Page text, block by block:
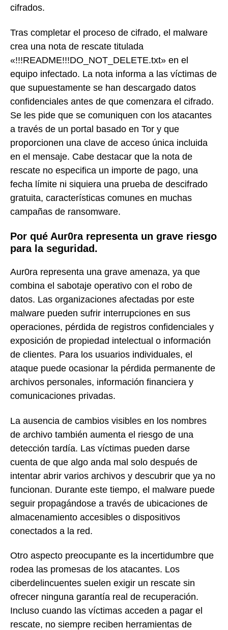
cifrados.
Tras completar el proceso de cifrado, el malware
crea una nota de rescate titulada
«!!!README!!!DO_NOT_DELETE.txt» en el
equipo infectado. La nota informa a las víctimas de
que supuestamente se han descargado datos
confidenciales antes de que comenzara el cifrado.
Se les pide que se comuniquen con los atacantes
a través de un portal basado en Tor y que
proporcionen una clave de acceso única incluida
en el mensaje. Cabe destacar que la nota de
rescate no especifica un importe de pago, una
fecha límite ni siquiera una prueba de descifrado
gratuita, características comunes en muchas
campañas de ransomware.
Por qué Aur0ra representa un grave riesgo
para la seguridad.
Aur0ra representa una grave amenaza, ya que
combina el sabotaje operativo con el robo de
datos. Las organizaciones afectadas por este
malware pueden sufrir interrupciones en sus
operaciones, pérdida de registros confidenciales y
exposición de propiedad intelectual o información
de clientes. Para los usuarios individuales, el
ataque puede ocasionar la pérdida permanente de
archivos personales, información financiera y
comunicaciones privadas.
La ausencia de cambios visibles en los nombres
de archivo también aumenta el riesgo de una
detección tardía. Las víctimas pueden darse
cuenta de que algo anda mal solo después de
intentar abrir varios archivos y descubrir que ya no
funcionan. Durante este tiempo, el malware puede
seguir propagándose a través de ubicaciones de
almacenamiento accesibles o dispositivos
conectados a la red.
Otro aspecto preocupante es la incertidumbre que
rodea las promesas de los atacantes. Los
ciberdelincuentes suelen exigir un rescate sin
ofrecer ninguna garantía real de recuperación.
Incluso cuando las víctimas acceden a pagar el
rescate, no siempre reciben herramientas de